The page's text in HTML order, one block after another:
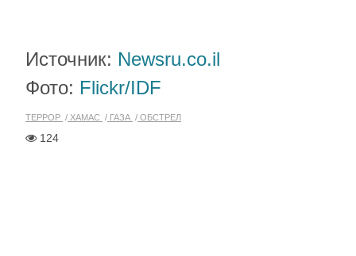
Источник: Newsru.co.il
Фото: Flickr/IDF
ТЕРРОР ХАМАС ГАЗА ОБСТРЕЛ
124